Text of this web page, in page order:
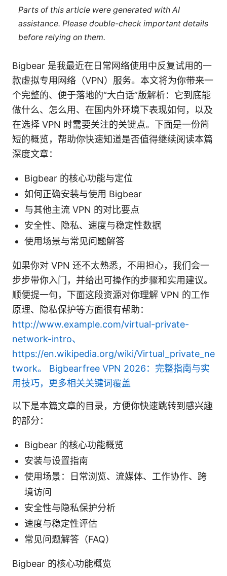
Parts of this article were generated with AI
assistance. Please double-check important details
before relying on them.
Bigbear 是我最近在日常网络使用中反复试用的一
款虚拟专用网络（VPN）服务。本文将为你带来一
个完整的、便于落地的“大白话”版解析：它到底能
做什么、怎么用、在国内外环境下表现如何，以及
在选择 VPN 时需要关注的关键点。下面是一份简
短的概览，帮助你快速知道是否值得继续阅读本篇
深度文章：
Bigbear 的核心功能与定位
如何正确安装与使用 Bigbear
与其他主流 VPN 的对比要点
安全性、隐私、速度与稳定性数据
使用场景与常见问题解答
如果你对 VPN 还不太熟悉，不用担心，我们会一
步步带你入门，并给出可操作的步骤和实用建议。
顺便提一句，下面这段资源对你理解 VPN 的工作
原理、隐私保护等方面很有帮助：
http://www.example.com/virtual-private-
network-intro、
https://en.wikipedia.org/wiki/Virtual_private_ne
twork。
Bigbearfree VPN 2026：完整指南与实
用技巧，更多相关关键词覆盖
以下是本篇文章的目录，方便你快速跳转到感兴趣
的部分：
Bigbear 的核心功能概览
安装与设置指南
使用场景：日常浏览、流媒体、工作协作、跨
境访问
安全性与隐私保护分析
速度与稳定性评估
常见问题解答（FAQ）
Bigbear 的核心功能概览